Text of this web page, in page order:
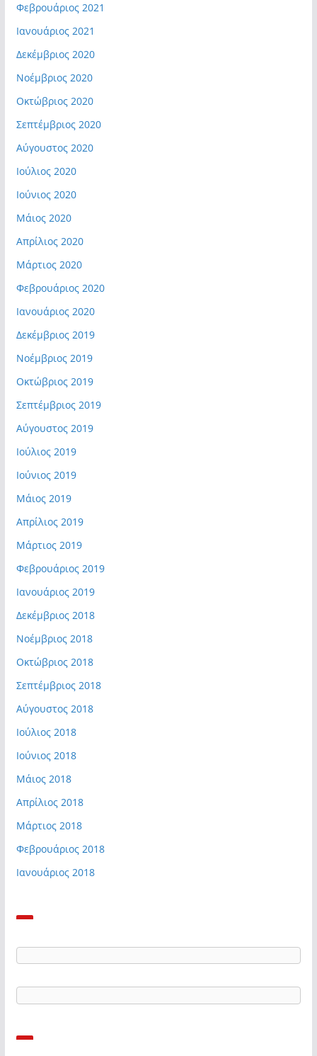
Φεβρουάριος 2021
Ιανουάριος 2021
Δεκέμβριος 2020
Νοέμβριος 2020
Οκτώβριος 2020
Σεπτέμβριος 2020
Αύγουστος 2020
Ιούλιος 2020
Ιούνιος 2020
Μάιος 2020
Απρίλιος 2020
Μάρτιος 2020
Φεβρουάριος 2020
Ιανουάριος 2020
Δεκέμβριος 2019
Νοέμβριος 2019
Οκτώβριος 2019
Σεπτέμβριος 2019
Αύγουστος 2019
Ιούλιος 2019
Ιούνιος 2019
Μάιος 2019
Απρίλιος 2019
Μάρτιος 2019
Φεβρουάριος 2019
Ιανουάριος 2019
Δεκέμβριος 2018
Νοέμβριος 2018
Οκτώβριος 2018
Σεπτέμβριος 2018
Αύγουστος 2018
Ιούλιος 2018
Ιούνιος 2018
Μάιος 2018
Απρίλιος 2018
Μάρτιος 2018
Φεβρουάριος 2018
Ιανουάριος 2018